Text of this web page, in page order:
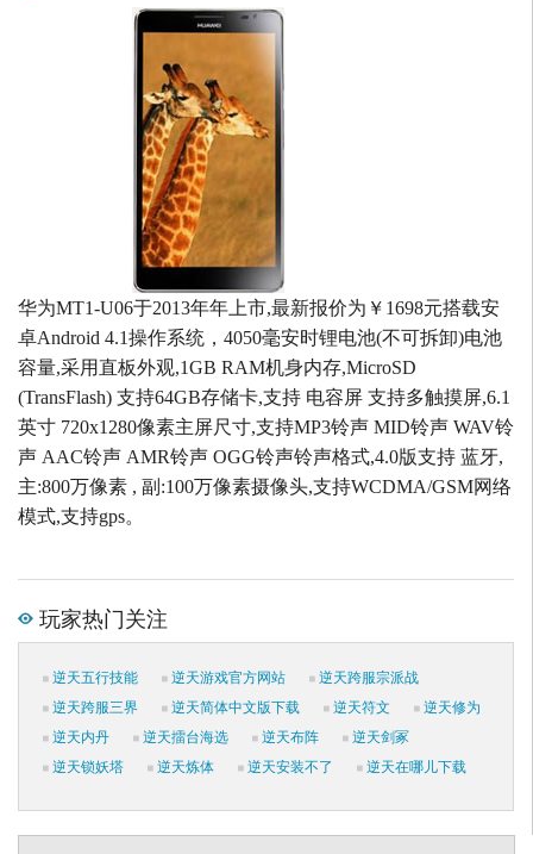
华为MT1-U06于2013年年上市,最新报价为￥1698元搭载安
卓Android 4.1操作系统，4050毫安时锂电池(不可拆卸)电池
容量,采用直板外观,1GB RAM机身内存,MicroSD
(TransFlash) 支持64GB存储卡,支持 电容屏 支持多触摸屏,6.1
英寸 720x1280像素主屏尺寸,支持MP3铃声 MID铃声 WAV铃
声 AAC铃声 AMR铃声 OGG铃声铃声格式,4.0版支持 蓝牙,
主:800万像素 , 副:100万像素摄像头,支持WCDMA/GSM网络
模式,支持gps。
玩家热门关注
逆天五行技能 逆天游戏官方网站
逆天跨服宗派战
逆天跨服三界
逆天简体中文版下载 逆天符文
逆天修为
逆天内丹
逆天擂台海选 逆天布阵
逆天剑冢
逆天锁妖塔
逆天炼体 逆天安装不了 逆天在哪儿下载